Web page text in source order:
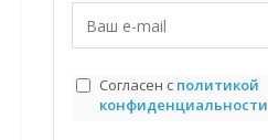
Согласен с политикой
конфиденциальности